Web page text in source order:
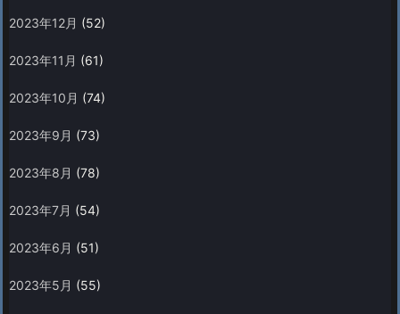
2023年12月 (52)
2023年11月 (61)
2023年10月 (74)
2023年9月 (73)
2023年8月 (78)
2023年7月 (54)
2023年6月 (51)
2023年5月 (55)